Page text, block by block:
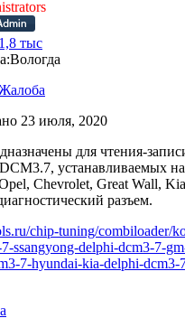
1,8 тыс
Вологда
23 июля, 2020
для чтения-
устанавливаемых
Chevrolet, Great Wall,
разъем.
chip-tuning/combiloader/
ssangyong-delphi-dcm3-7-
7-hyundai-kia-delphi-dcm3-